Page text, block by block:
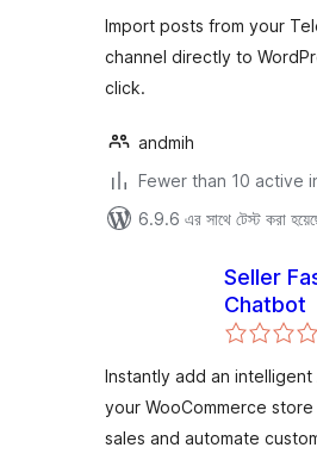
Import posts from your
channel directly to
click.
andmih
Fewer than 10 active
6.9.6 এর সাথে টেস্ট করা
Seller
Chatbot
Instantly add an intelligent
your WooCommerce
sales and automate